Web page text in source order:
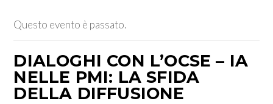
Questo evento è passato.
DIALOGHI CON L’OCSE – IA
NELLE PMI: LA SFIDA
DELLA DIFFUSIONE